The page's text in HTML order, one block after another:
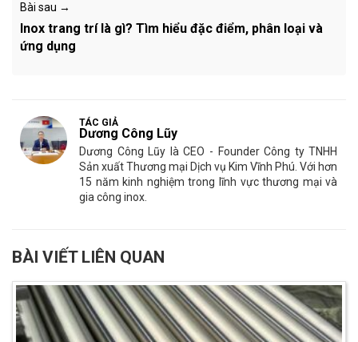
Bài sau →
Inox trang trí là gì? Tìm hiểu đặc điểm, phân loại và
ứng dụng
TÁC GIẢ
Dương Công Lũy
Dương Công Lũy là CEO - Founder Công ty TNHH
Sản xuất Thương mại Dịch vụ Kim Vĩnh Phú. Với hơn
15 năm kinh nghiệm trong lĩnh vực thương mại và
gia công inox.
BÀI VIẾT LIÊN QUAN